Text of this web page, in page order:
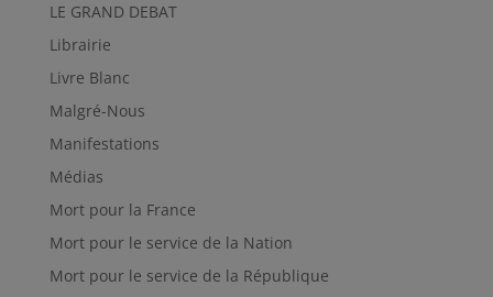
LE GRAND DEBAT
Librairie
Livre Blanc
Malgré-Nous
Manifestations
Médias
Mort pour la France
Mort pour le service de la Nation
Mort pour le service de la République